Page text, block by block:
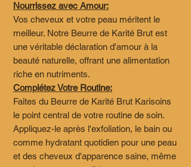
Nourrissez avec Amour:
Vos cheveux et votre peau méritent le
meilleur. Notre Beurre de Karité Brut est
une véritable déclaration d'amour à la
beauté naturelle, offrant une alimentation
riche en nutriments.
Complétez Votre Routine:
Faites du Beurre de Karité Brut Karisoins
le point central de votre routine de soin.
Appliquez-le après l'exfoliation, le bain ou
comme hydratant quotidien pour une peau
et des cheveux d'apparence saine, même